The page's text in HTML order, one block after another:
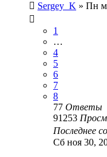
Sergey_K » Пн
1
…
4
5
6
7
8
77 Ответы
91253
Последнее
Сб ноя 30,